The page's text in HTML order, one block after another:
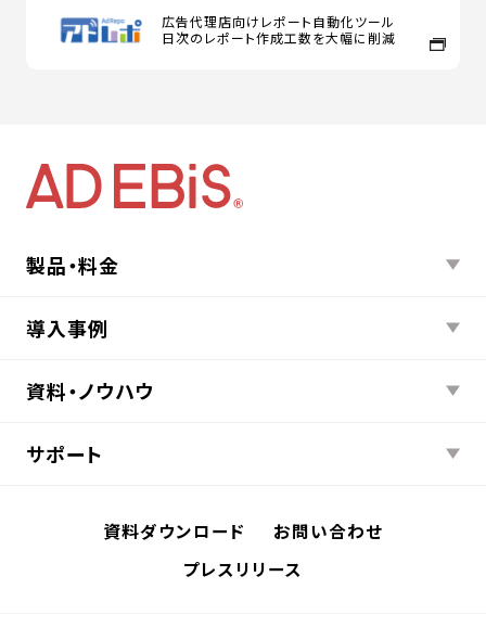
広告代理店向けレポート自動化ツール
日次のレポート作成工数を大幅に削減
製品・料金
導入事例
資料・ノウハウ
サポート
資料ダウンロード
お問い合わせ
プレスリリース